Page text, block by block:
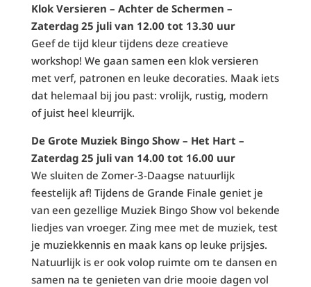
Klok Versieren – Achter de Schermen –
Zaterdag 25 juli van 12.00 tot 13.30 uur
Geef de tijd kleur tijdens deze creatieve
workshop! We gaan samen een klok versieren
met verf, patronen en leuke decoraties. Maak iets
dat helemaal bij jou past: vrolijk, rustig, modern
of juist heel kleurrijk.
De Grote Muziek Bingo Show – Het Hart –
Zaterdag 25 juli van 14.00 tot 16.00 uur
We sluiten de Zomer-3-Daagse natuurlijk
feestelijk af! Tijdens de Grande Finale geniet je
van een gezellige Muziek Bingo Show vol bekende
liedjes van vroeger. Zing mee met de muziek, test
je muziekkennis en maak kans op leuke prijsjes.
Natuurlijk is er ook volop ruimte om te dansen en
samen na te genieten van drie mooie dagen vol